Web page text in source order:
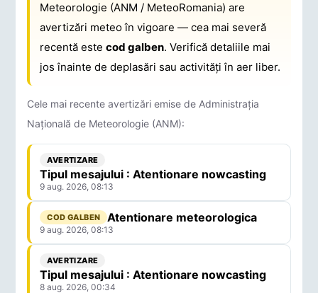
Meteorologie (ANM / MeteoRomania) are
avertizări meteo în vigoare — cea mai severă
recentă estecod galben. Verifică detaliile mai
jos înainte de deplasări sau activități în aer liber.
Cele mai recente avertizări emise de Administrația
Națională de Meteorologie (ANM):
AVERTIZARE
Tipul mesajului : Atentionare nowcasting
9 aug. 2026, 08:13
COD GALBEN Atentionare meteorologica
9 aug. 2026, 08:13
AVERTIZARE
Tipul mesajului : Atentionare nowcasting
8 aug. 2026, 00:34